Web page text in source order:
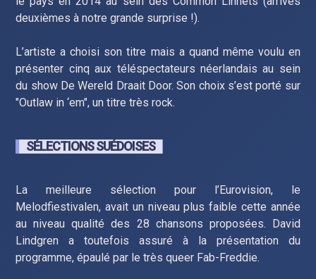
deuxièmes à notre grande surprise !).
L’artiste a choisi son titre mais a quand même voulu en
présenter cinq aux téléspectateurs néerlandais au sein
du show De Wereld Draait Door. Son choix s’est porté sur
"Outlaw in ‘em", un titre très rock.
SÉLECTIONS SUÉDOISES
La meilleure sélection pour l’Eurovision, le
Melodfiestivalen, avait un niveau plus faible cette année
au niveau qualité des 28 chansons proposées. David
Lindgren a toutefois assuré à la présentation du
programme, épaulé par le très queer Fab-Freddie.